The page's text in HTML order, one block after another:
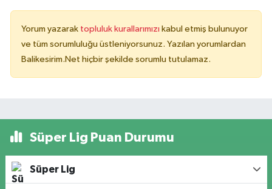
Yorum yazarak topluluk kurallarımızı kabul etmiş bulunuyor
ve tüm sorumluluğu üstleniyorsunuz. Yazılan yorumlardan
Balikesirim.Net hiçbir şekilde sorumlu tutulamaz.
Süper Lig Puan Durumu
Süper Lig